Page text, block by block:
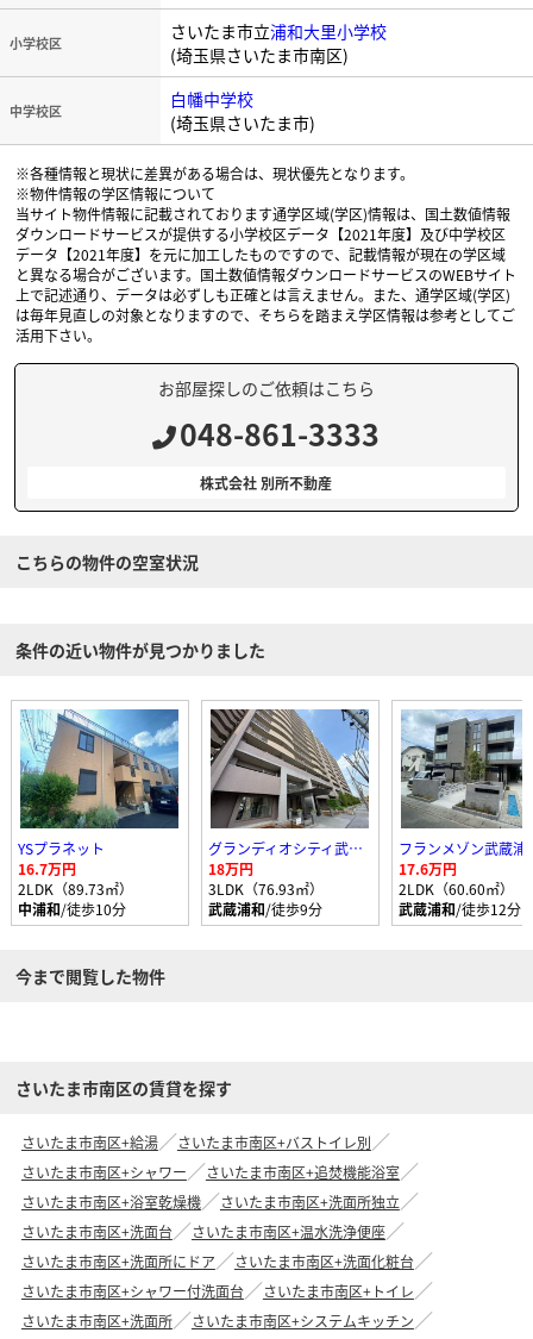
小学校区 さいたま市立浦和大里小学校
(埼玉県さいたま市南区)
中学校区
白幡中学校
(埼玉県さいたま市)
※各種情報と現状に差異がある場合は、現状優先となります。
※物件情報の学区情報について
当サイト物件情報に記載されております通学区域(学区)情報は、国土数値情報
ダウンロードサービスが提供する小学校区データ【2021年度】及び中学校区
データ【2021年度】を元に加工したものですので、記載情報が現在の学区域
と異なる場合がございます。国土数値情報ダウンロードサービスのWEBサイト
上で記述通り、データは必ずしも正確とは言えません。また、通学区域(学区)
は毎年見直しの対象となりますので、そちらを踏まえ学区情報は参考としてご
活用下さい。
お部屋探しのご依頼はこちら
048-861-3333
株式会社 別所不動産
こちらの物件の空室状況
条件の近い物件が見つかりました
YSプラネット
16.7万円
2LDK（89.73㎡）
中浦和/徒歩10分
グランディオシティ武蔵浦和
18万円
3LDK（76.93㎡）
武蔵浦和/徒歩9分
フランメゾン武蔵浦
17.6万円
2LDK（60.60㎡）
武蔵浦和/徒歩12分
今まで閲覧した物件
さいたま市南区の賃貸を探す
さいたま市南区+給湯
さいたま市南区+バストイレ別
さいたま市南区+シャワー
さいたま市南区+追焚機能浴室
さいたま市南区+浴室乾燥機
さいたま市南区+洗面所独立
さいたま市南区+洗面台
さいたま市南区+温水洗浄便座
さいたま市南区+洗面所にドア
さいたま市南区+洗面化粧台
さいたま市南区+シャワー付洗面台
さいたま市南区+トイレ
さいたま市南区+洗面所
さいたま市南区+システムキッチン